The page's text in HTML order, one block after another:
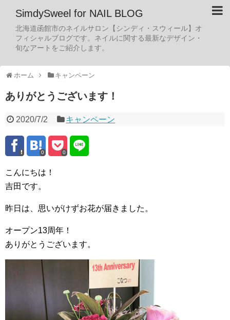
SimdySweel for NAIL BLOG
北海道函館市のネイルサロン【シンディ・スウィール】オ
フィシャルブログです。ネイルに関する最新なデザイン・
旬なアートをご紹介します。
ホーム キャンペーン
ありがとうございます！
2020/7/2 キャンペーン
0 0
こんにちは！
吉田です。
昨日は、思いがけずお花が届きました。
オープン13周年！
ありがとうございます。